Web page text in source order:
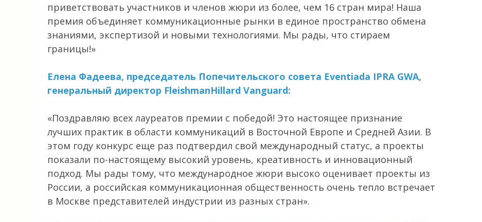
приветствовать участников и членов жюри из более, чем 16 стран мира! Наша
премия объединяет коммуникационные рынки в единое пространство обмена
знаниями, экспертизой и новыми технологиями. Мы рады, что стираем
границы!»
Елена Фадеева, председатель Попечительского совета Eventiada IPRA GWA,
генеральный директор FleishmanHillard Vanguard:
«Поздравляю всех лауреатов премии с победой! Это настоящее признание
лучших практик в области коммуникаций в Восточной Европе и Средней Азии. В
этом году конкурс еще раз подтвердил свой международный статус, а проекты
показали по-настоящему высокий уровень, креативность и инновационный
подход. Мы рады тому, что международное жюри высоко оценивает проекты из
России, а российская коммуникационная общественность очень тепло встречает
в Москве представителей индустрии из разных стран».